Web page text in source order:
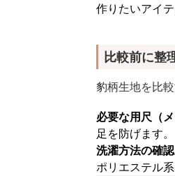
作りたいアイ
比較前に整
豹柄生地を比
必要な用尺（
足を防げます。
洗濯方法の確認
ポリエステル